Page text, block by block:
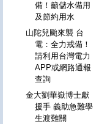
備！籲儲水備用
及節約用水
山陀兒颱來襲 台
電：全力戒備！
請利用台灣電力
APP或網路通報
查詢
金大劉華嶽博士獻
援手 義助急難學
生渡難關